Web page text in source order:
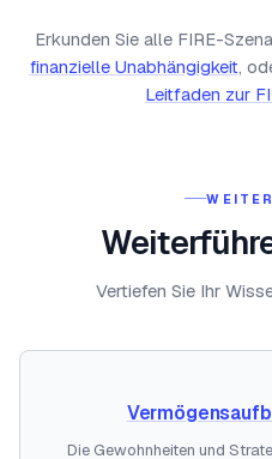
Erkunden Sie alle FIRE-
finanzielle Unabhängigkeit,
Leitfaden zur
Vertiefen Sie Ihr
Die Gewohnheiten und